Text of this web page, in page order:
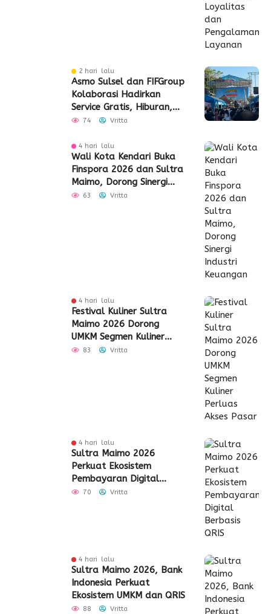
2 hari lalu
Asmo Sulsel dan FIFGroup
Kolaborasi Hadirkan
Service Gratis, Hiburan,
hingga Penyaluran CSR
74 Vritta
4 hari lalu
Wali Kota Kendari Buka
Finspora 2026 dan Sultra
Maimo, Dorong Sinergi
Industri Keuangan
63 Vritta
4 hari lalu
Festival Kuliner Sultra
Maimo 2026 Dorong
UMKM Segmen Kuliner
Perluas Akses Pasar
83 Vritta
4 hari lalu
Sultra Maimo 2026
Perkuat Ekosistem
Pembayaran Digital
Berbasis QRIS
70 Vritta
4 hari lalu
Sultra Maimo 2026, Bank
Indonesia Perkuat
Ekosistem UMKM dan QRIS
88 Vritta